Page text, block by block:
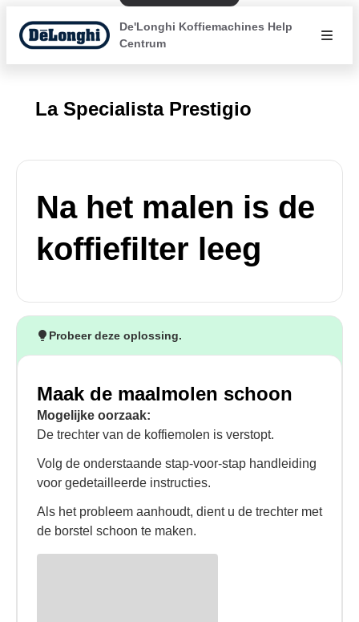
De'Longhi Koffiemachines Help
Centrum
La Specialista Prestigio
Na het malen is de
koffiefilter leeg
Probeer deze oplossing.
Maak de maalmolen schoon
Mogelijke oorzaak:
De trechter van de koffiemolen is verstopt.
Volg de onderstaande stap-voor-stap handleiding
voor gedetailleerde instructies.
Als het probleem aanhoudt, dient u de trechter met
de borstel schoon te maken.